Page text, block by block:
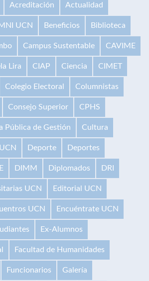
Acreditación Actualidad
UCN Beneficios Biblioteca
Campus Sustentable CAVIME
Lira CIAP Ciencia CIMET
Colegio Electoral Columnistas
Consejo Superior CPHS
Pública de Gestión Cultura
Deporte Deportes
DIMM Diplomados DRI
UCN Editorial UCN
UCN Encuéntrate UCN
Ex-Alumnos
Facultad de Humanidades
Funcionarios Galería